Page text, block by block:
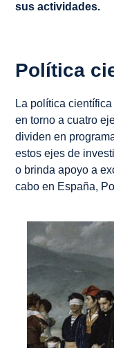
sus actividades.
Política
La política
en torno a cuatro
dividen en
estos ejes de
o brinda apoyo a
cabo en España,